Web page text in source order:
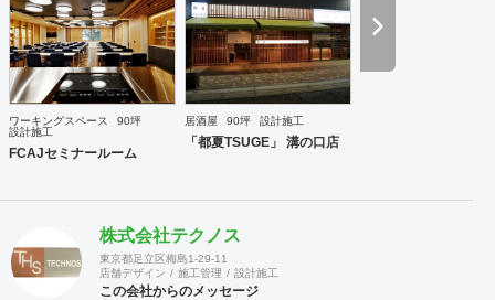
設計・施工することが可能です。特に保育園などの子供施設
や室内環境や健康を重視する各種施設の新提案が強みで環境
問題に対応する新しい時代の設計施工会社を目指していま
す。私たちは「耐久」「防腐」「呼吸」「吸着」などの機能
を仕上げ材に付加させ、意匠やデザインをも楽しめる「人に
とって健やかで豊かな空間」をクライアントの皆様にご提案
したいと考えています。
ワーキングスペース
90坪
設計施工
FCAJセミナールーム
居酒屋 90坪 設計施工
「都夏TSUGE」 溝の口店
株式会社テクノス
東京都足立区梅島1-29-11
店舗デザイン
施工管理 設計施工
この会社からのメッセージ